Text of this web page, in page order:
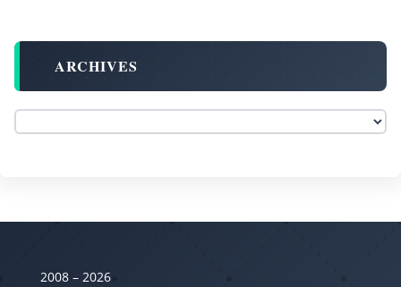
ARCHIVES
2008 – 2026